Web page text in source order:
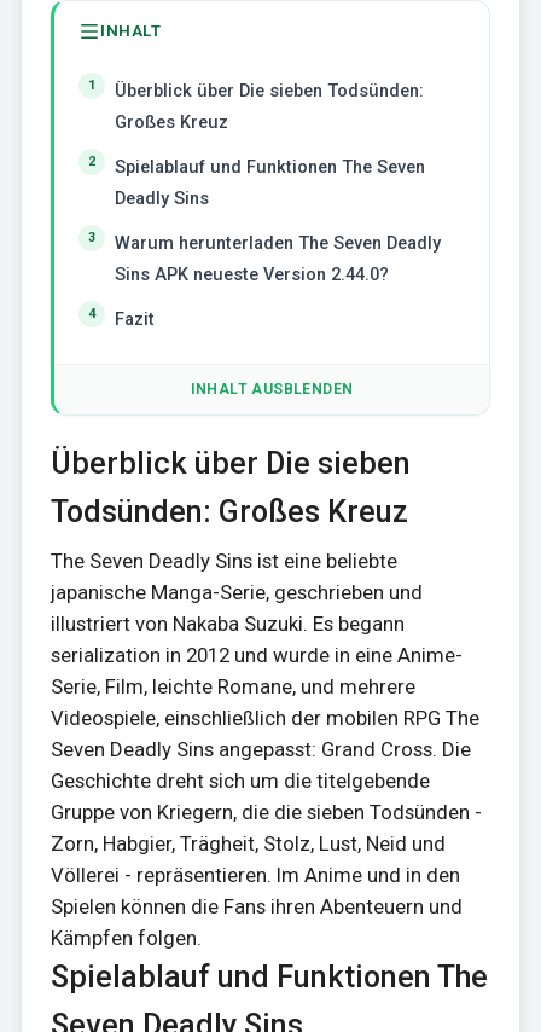
INHALT
Überblick über Die sieben Todsünden:
Großes Kreuz
Spielablauf und Funktionen The Seven
Deadly Sins
Warum herunterladen The Seven Deadly
Sins APK neueste Version 2.44.0?
Fazit
INHALT AUSBLENDEN
Überblick über Die sieben
Todsünden: Großes Kreuz
The Seven Deadly Sins ist eine beliebte
japanische Manga-Serie, geschrieben und
illustriert von Nakaba Suzuki. Es begann
serialization in 2012 und wurde in eine Anime-
Serie, Film, leichte Romane, und mehrere
Videospiele, einschließlich der mobilen RPG The
Seven Deadly Sins angepasst: Grand Cross. Die
Geschichte dreht sich um die titelgebende
Gruppe von Kriegern, die die sieben Todsünden -
Zorn, Habgier, Trägheit, Stolz, Lust, Neid und
Völlerei - repräsentieren. Im Anime und in den
Spielen können die Fans ihren Abenteuern und
Kämpfen folgen.
Spielablauf und Funktionen The